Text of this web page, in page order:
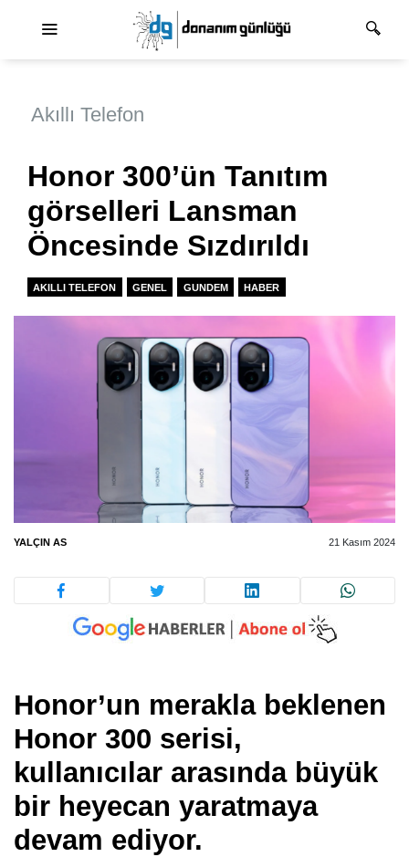
Akıllı Telefon
Honor 300’ün Tanıtım
görselleri Lansman
Öncesinde Sızdırıldı
AKILLI TELEFON GENEL GUNDEM HABER
YALÇIN AS 21 Kasım 2024
Honor’un merakla beklenen
Honor 300 serisi,
kullanıcılar arasında büyük
bir heyecan yaratmaya
devam ediyor.